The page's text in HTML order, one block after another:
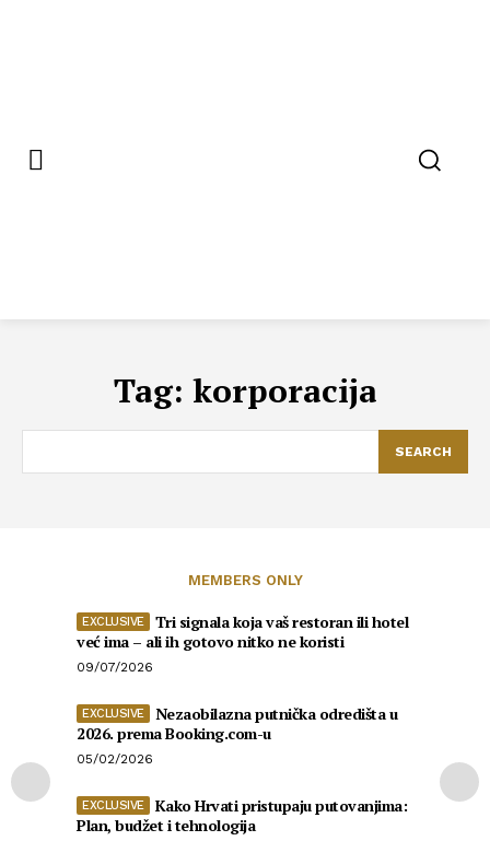
Tag: korporacija
SEARCH
MEMBERS ONLY
Tri signala koja vaš restoran ili hotel
već ima – ali ih gotovo nitko ne koristi
09/07/2026
Nezaobilazna putnička odredišta u
2026. prema Booking.com-u
05/02/2026
Kako Hrvati pristupaju putovanjima:
Plan, budžet i tehnologija